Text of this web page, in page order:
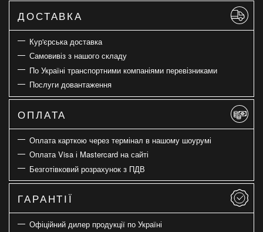
ДОСТАВКА
Кур'єрська доставка
Самовивіз з нашого складу
По Україні транспортними компаніями перевізниками
Послуги довантаження
ОПЛАТА
Оплата карткою через термінал в нашому шоурумі
Оплата Visa і Mastercard на сайті
Безготівковий розрахунок з ПДВ
ГАРАНТІЇ
Офіційний дилер продукції по Україні